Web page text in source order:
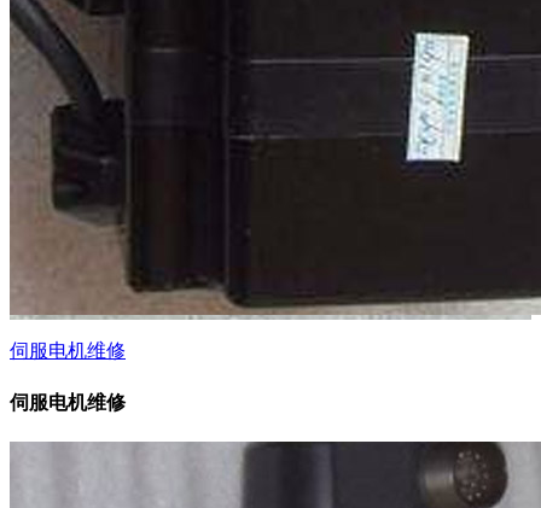
伺服电机维修
伺服电机维修